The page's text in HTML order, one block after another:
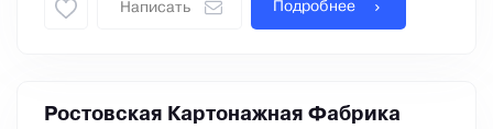
Написать Подробнее
Ростовская Картонажная Фабрика